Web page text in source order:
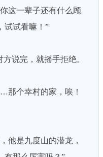
这一辈子还有什么顾
试试看嘛！”
说完，就摇手拒绝。
个幸村的家，唉！
是九度山的潜龙，